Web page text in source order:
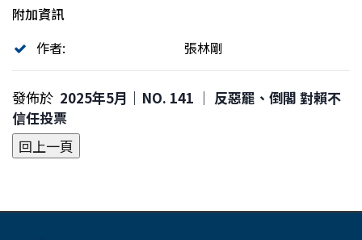
附加資訊
作者:
張林剛
發佈於 2025年5月｜NO. 141 │ 反惡罷、倒閣 對賴不
信任投票